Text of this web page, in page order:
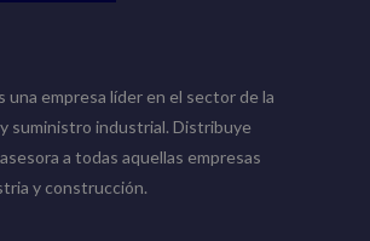
una empresa líder en el sector de la
suministro industrial. Distribuye
a todas aquellas empresas
y construcción.